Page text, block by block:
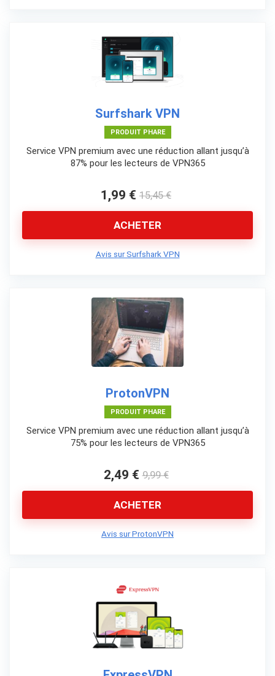
Surfshark VPN
PRODUIT PHARE
Service VPN premium avec une réduction allant jusqu’à
87% pour les lecteurs de VPN365
1,99 € 15,45 €
ACHETER
Avis sur Surfshark VPN
ProtonVPN
PRODUIT PHARE
Service VPN premium avec une réduction allant jusqu’à
75% pour les lecteurs de VPN365
2,49 € 9,99 €
ACHETER
Avis sur ProtonVPN